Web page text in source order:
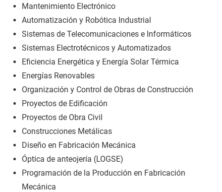
Mantenimiento Electrónico
Automatización y Robótica Industrial
Sistemas de Telecomunicaciones e Informáticos
Sistemas Electrotécnicos y Automatizados
Eficiencia Energética y Energía Solar Térmica
Energías Renovables
Organización y Control de Obras de Construcción
Proyectos de Edificación
Proyectos de Obra Civil
Construcciones Metálicas
Diseño en Fabricación Mecánica
Óptica de anteojería (LOGSE)
Programación de la Producción en Fabricación
Mecánica